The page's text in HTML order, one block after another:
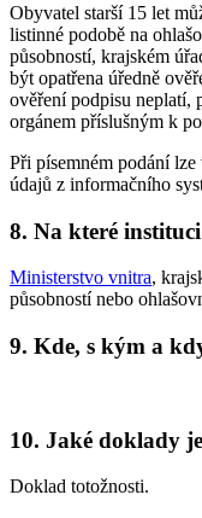
Obyvatel starší 15 let
listinné podobě na
působností, krajském
být opatřena úředně
ověření podpisu neplatí,
orgánem příslušným k
Při písemném podání
údajů z informačního
8. Na které
Ministerstvo vnitra,
působností nebo
9. Kde, s kým a
10. Jaké doklady
Doklad totožnosti.